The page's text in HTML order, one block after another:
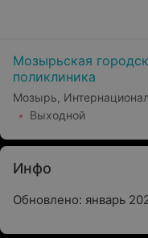
Мозырьская
поликлиника
Мозырь,
Выходной
Инфо
Обновлено: январь